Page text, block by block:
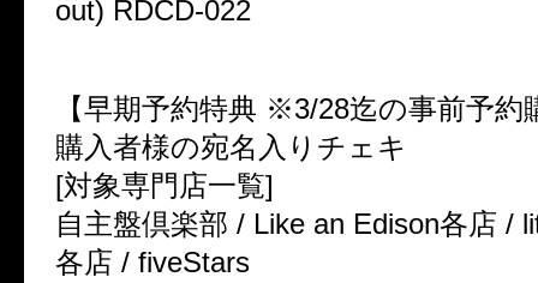
out) RDCD-022
【早期予約特典 ※3/28迄の事前予約
購入者様の宛名入りチェキ
[対象専門店一覧]
自主盤倶楽部 / Like an Edison各店 /
各店 / fiveStars